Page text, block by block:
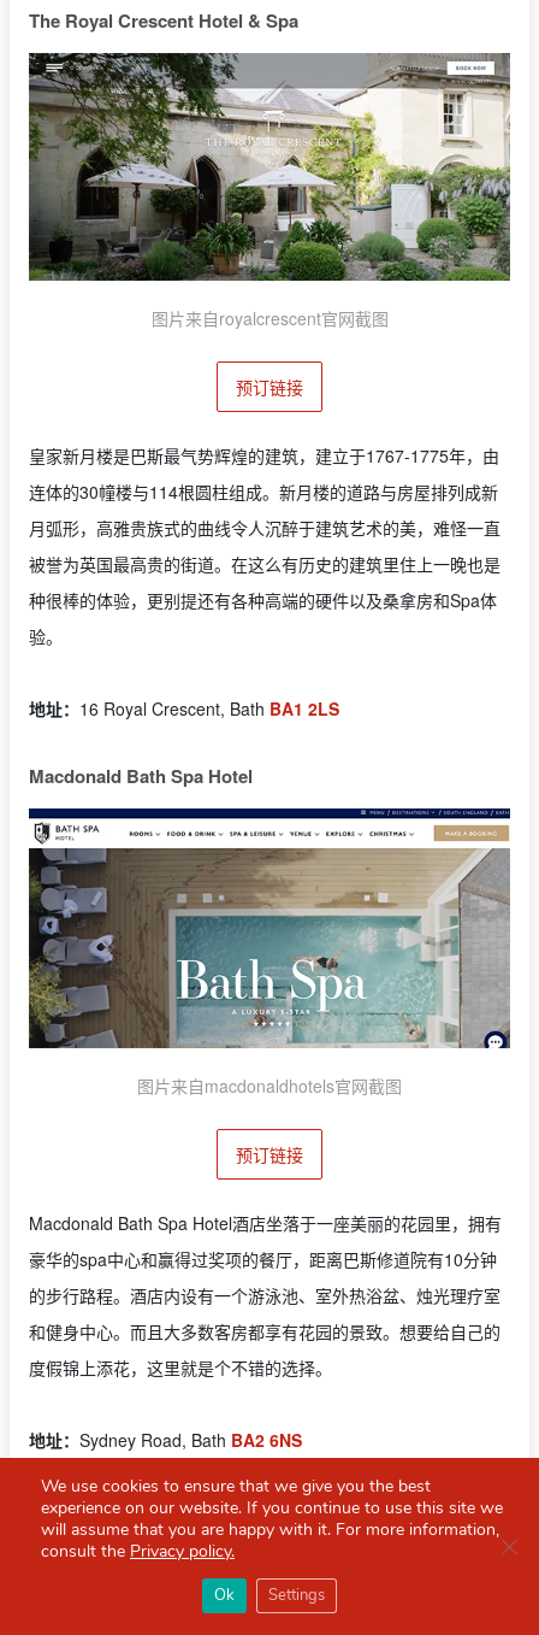
The Royal Crescent Hotel & Spa
图片来自royalcrescent官网截图
预订链接
皇家新月楼是巴斯最气势辉煌的建筑，建立于1767-1775年，由
连体的30幢楼与114根圆柱组成。新月楼的道路与房屋排列成新
月弧形，高雅贵族式的曲线令人沉醉于建筑艺术的美，难怪一直
被誉为英国最高贵的街道。在这么有历史的建筑里住上一晚也是
种很棒的体验，更别提还有各种高端的硬件以及桑拿房和Spa体
验。
地址： 16 Royal Crescent, Bath BA1 2LS
Macdonald Bath Spa Hotel
图片来自macdonaldhotels官网截图
预订链接
Macdonald Bath Spa Hotel酒店坐落于一座美丽的花园里，拥有
豪华的spa中心和赢得过奖项的餐厅，距离巴斯修道院有10分钟
的步行路程。酒店内设有一个游泳池、室外热浴盆、烛光理疗室
和健身中心。而且大多数客房都享有花园的景致。想要给自己的
度假锦上添花，这里就是个不错的选择。
地址： Sydney Road, Bath BA2 6NS
Lucknam Park Hotel
你必备的英国指南
We use cookies to ensure that we give you the best
experience on our website. If you continue to use this site we
will assume that you are happy with it. For more information,
consult the Privacy policy.
Ok Settings